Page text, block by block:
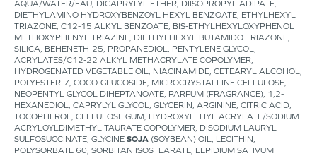
AQUA/WATER/EAU, DICAPRYLYL ETHER, DIISOPROPYL ADIPATE,
DIETHYLAMINO HYDROXYBENZOYL HEXYL BENZOATE, ETHYLHEXYL
TRIAZONE, C12-15 ALKYL BENZOATE, BIS-ETHYLHEXYLOXYPHENOL
METHOXYPHENYL TRIAZINE, DIETHYLHEXYL BUTAMIDO TRIAZONE,
SILICA, BEHENETH-25, PROPANEDIOL, PENTYLENE GLYCOL,
ACRYLATES/C12-22 ALKYL METHACRYLATE COPOLYMER,
HYDROGENATED VEGETABLE OIL, NIACINAMIDE, CETEARYL ALCOHOL,
POLYESTER-7, COCO-GLUCOSIDE, MICROCRYSTALLINE CELLULOSE,
NEOPENTYL GLYCOL DIHEPTANOATE, PARFUM (FRAGRANCE), 1,2-
HEXANEDIOL, CAPRYLYL GLYCOL, GLYCERIN, ARGININE, CITRIC ACID,
TOCOPHEROL, CELLULOSE GUM, HYDROXYETHYL ACRYLATE/SODIUM
ACRYLOYLDIMETHYL TAURATE COPOLYMER, DISODIUM LAURYL
SULFOSUCCINATE, GLYCINE SOJA (SOYBEAN) OIL, LECITHIN,
POLYSORBATE 60, SORBITAN ISOSTEARATE, LEPIDIUM SATIVUM